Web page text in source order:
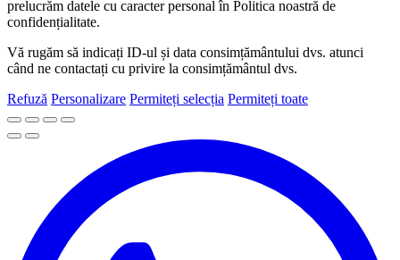
prelucrăm datele cu caracter personal în Politica noastră de
confidențialitate.
Vă rugăm să indicați ID-ul și data consimțământului dvs. atunci
când ne contactați cu privire la consimțământul dvs.
Refuză Personalizare Permiteți selecția Permiteți toate